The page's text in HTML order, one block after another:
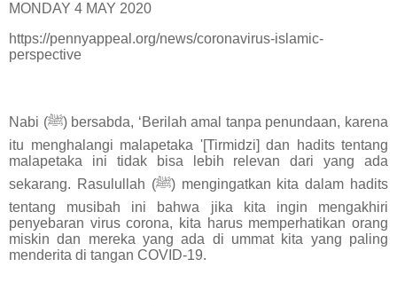
MONDAY 4 MAY 2020
https://pennyappeal.org/news/coronavirus-islamic-
perspective
Nabi (ﷺ) bersabda, ‘Berilah amal tanpa penundaan, karena
itu menghalangi malapetaka '[Tirmidzi] dan hadits tentang
malapetaka ini tidak bisa lebih relevan dari yang ada
sekarang. Rasulullah (ﷺ) mengingatkan kita dalam hadits
tentang musibah ini bahwa jika kita ingin mengakhiri
penyebaran virus corona, kita harus memperhatikan orang
miskin dan mereka yang ada di ummat kita yang paling
menderita di tangan COVID-19.